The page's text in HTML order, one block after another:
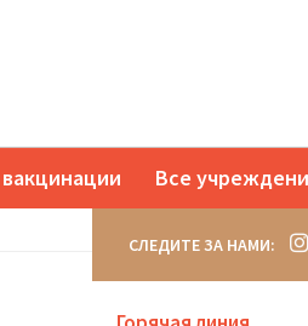
Все
СЛЕДИТЕ ЗА НАМИ: